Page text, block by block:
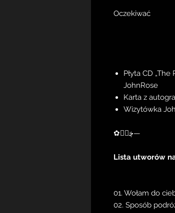
Oczekiwać
Płyta CD
JohnRose
Karta z
Wizytówka
✿ڿڰۣ—
Lista utworów
01. Wołam do
02. Sposób